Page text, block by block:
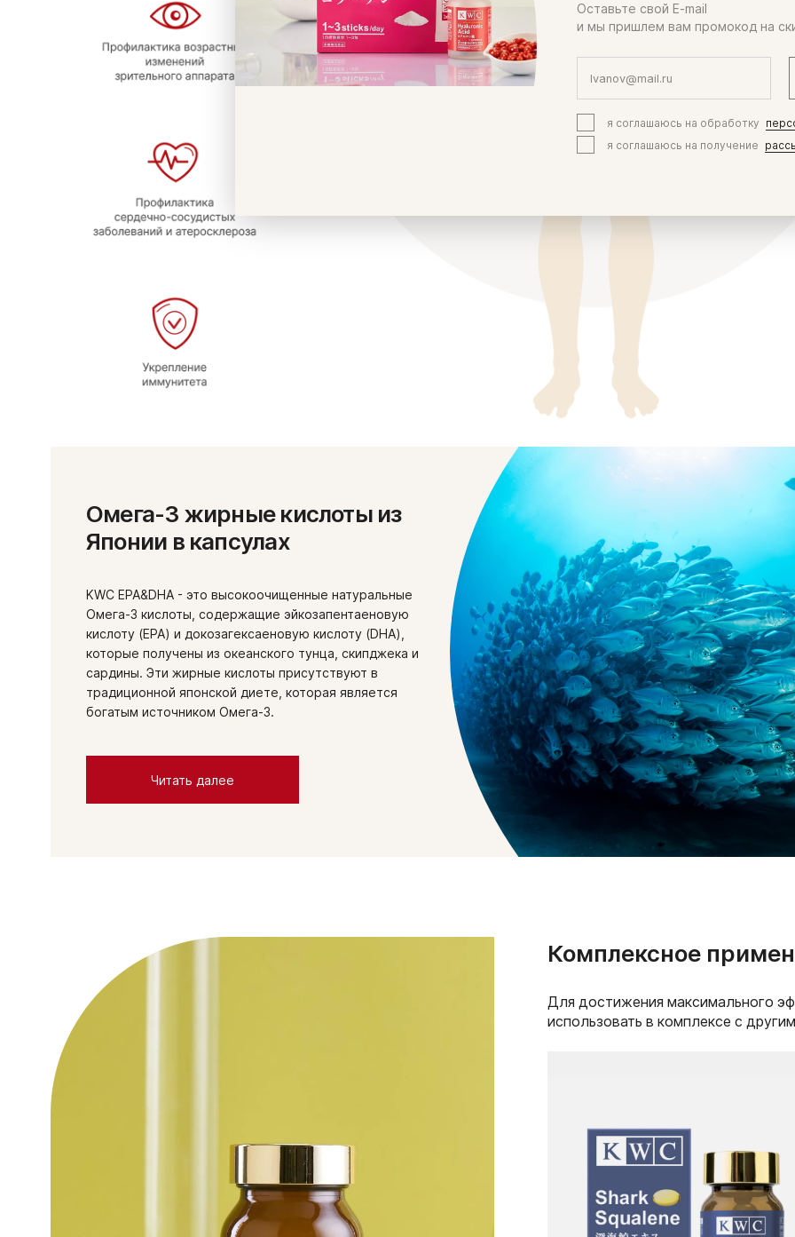
Омега-3 жирные кислоты из
Японии в капсулах
KWC EPA&DHA - это высокоочищенные натуральные
Омега-3 кислоты, содержащие эйкозапентаеновую
кислоту (EPA) и докозагексаеновую кислоту (DHA),
которые получены из океанского тунца, скипджека и
сардины. Эти жирные кислоты присутствуют в
традиционной японской диете, которая является
богатым источником Омега-3.
Читать далее
Комплексное
Для достижения максимального
использовать в комплексе с
Оставьте свой E-mail
и мы пришлем вам промокод на
я соглашаюсь на обработку
я соглашаюсь на получение